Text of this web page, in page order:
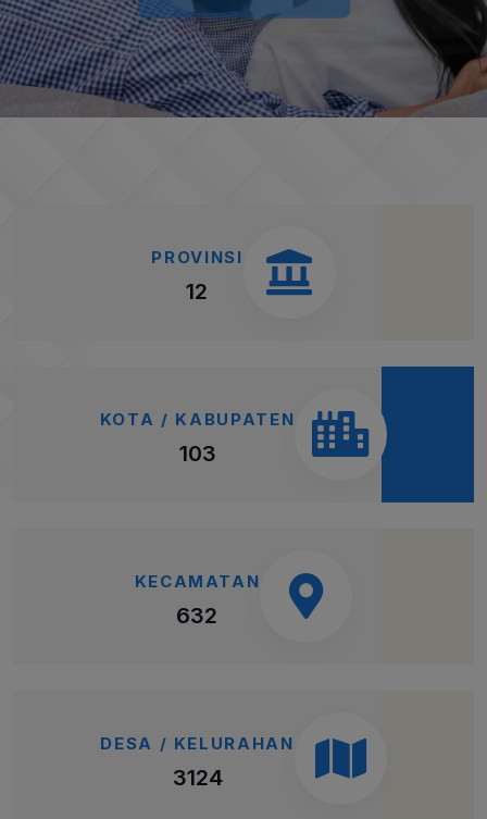
PROVINSI
12
KOTA / KABUPATEN
103
KECAMATAN
632
DESA / KELURAHAN
3124